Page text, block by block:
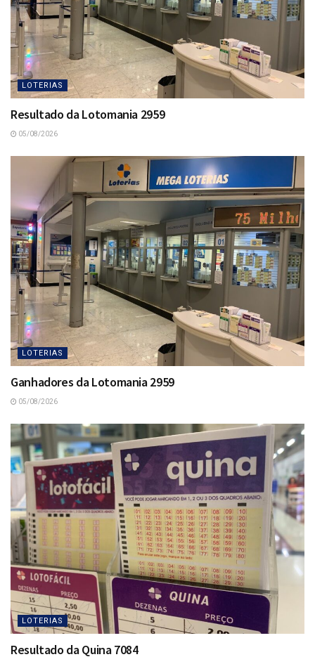
LOTERIAS
Resultado da Lotomania 2959
05/08/2026
LOTERIAS
Ganhadores da Lotomania 2959
05/08/2026
LOTERIAS
Resultado da Quina 7084